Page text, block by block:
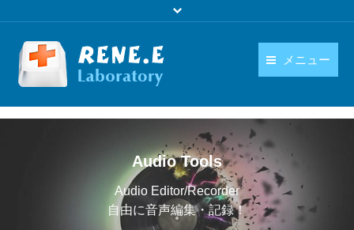
メニュー
ダウンロード
購入
操作ガイド
日本語
Audio Tools
Audio Editor/Recorder
自由に音声編集・記録！